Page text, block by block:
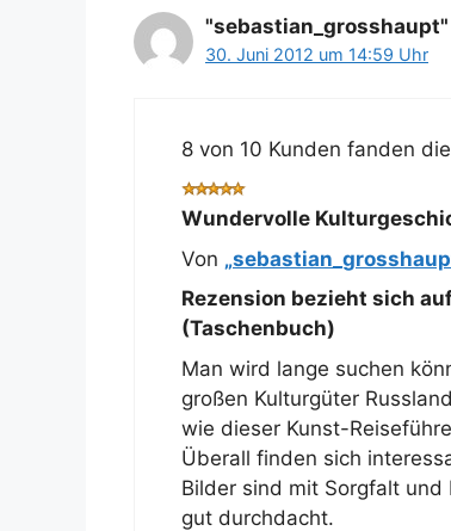
"sebastian_grosshaupt"
30. Juni 2012 um 14:59 Uhr
8 von 10 Kunden fanden
Wundervolle
Von
Rezension bezieht sich
(Taschenbuch)
Man wird lange suchen
großen Kulturgüter
wie dieser Kunst-
Überall finden sich
Bilder sind mit Sorgfalt
gut durchdacht.